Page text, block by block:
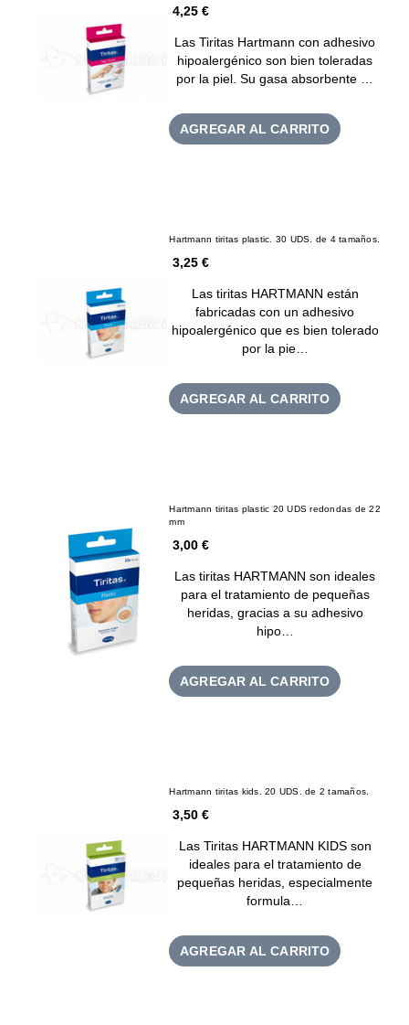
4,25 €
Las Tiritas Hartmann con adhesivo
hipoalergénico son bien toleradas
por la piel. Su gasa absorbente …
AGREGAR AL CARRITO
Hartmann tiritas plastic. 30 UDS. de 4 tamaños.
3,25 €
Las tiritas HARTMANN están
fabricadas con un adhesivo
hipoalergénico que es bien tolerado
por la pie…
AGREGAR AL CARRITO
Hartmann tiritas plastic 20 UDS redondas de 22
mm
3,00 €
Las tiritas HARTMANN son ideales
para el tratamiento de pequeñas
heridas, gracias a su adhesivo
hipo…
AGREGAR AL CARRITO
Hartmann tiritas kids. 20 UDS. de 2 tamaños.
3,50 €
Las Tiritas HARTMANN KIDS son
ideales para el tratamiento de
pequeñas heridas, especialmente
formula…
AGREGAR AL CARRITO